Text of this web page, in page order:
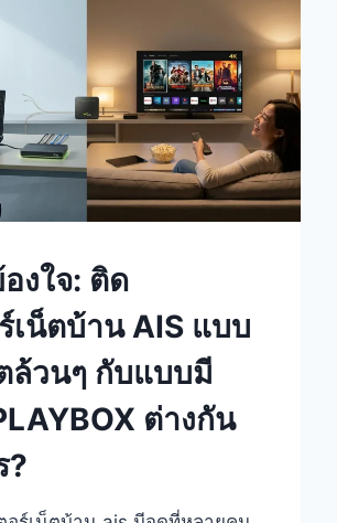
งใจ: ติด
เน็ตบ้าน AIS แบบ
ล้วนๆ กับแบบมี
ต่างกัน
?